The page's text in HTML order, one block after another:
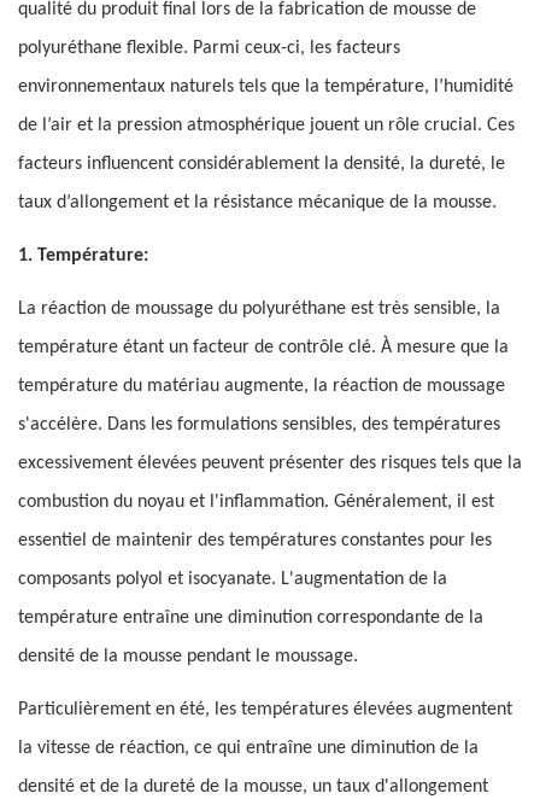
qualité du produit final lors de la fabrication de mousse de
polyuréthane flexible. Parmi ceux-ci, les facteurs
environnementaux naturels tels que la température, l’humidité
de l’air et la pression atmosphérique jouent un rôle crucial. Ces
facteurs influencent considérablement la densité, la dureté, le
taux d’allongement et la résistance mécanique de la mousse.
1. Température:
La réaction de moussage du polyuréthane est très sensible, la
température étant un facteur de contrôle clé. À mesure que la
température du matériau augmente, la réaction de moussage
s'accélère. Dans les formulations sensibles, des températures
excessivement élevées peuvent présenter des risques tels que la
combustion du noyau et l'inflammation. Généralement, il est
essentiel de maintenir des températures constantes pour les
composants polyol et isocyanate. L'augmentation de la
température entraîne une diminution correspondante de la
densité de la mousse pendant le moussage.
Particulièrement en été, les températures élevées augmentent
la vitesse de réaction, ce qui entraîne une diminution de la
densité et de la dureté de la mousse, un taux d'allongement